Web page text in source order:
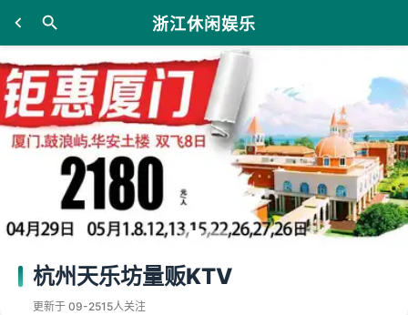
浙江休闲娱乐
杭州天乐坊量贩KTV
更新于 09-2515人关注